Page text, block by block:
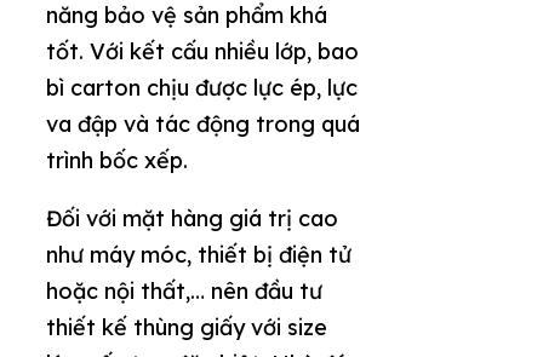
năng bảo vệ sản phẩm khá
tốt. Với kết cấu nhiều lớp, bao
bì carton chịu được lực ép, lực
va đập và tác động trong quá
trình bốc xếp.
Đối với mặt hàng giá trị cao
như máy móc, thiết bị điện tử
hoặc nội thất,… nên đầu tư
thiết kế thùng giấy với size